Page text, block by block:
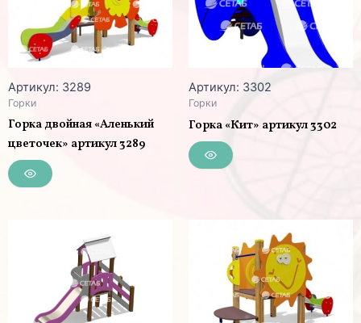
Артикул: 3289
Горки
Горка двойная «Аленький
цветочек» артикул 3289
Артикул: 3302
Горки
Горка «Кит» артикул 3302